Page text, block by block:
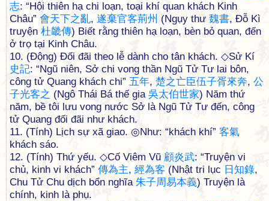
志: “Hội thiên hạ chi loạn, toại khí quan khách Kinh
Châu” 會天下之亂, 遂棄官客荊州 (Ngụy thư 魏書, Đỗ Kì
truyện 杜畿傳) Biết rằng thiên hạ loạn, bèn bỏ quan, đến
ở trọ tại Kinh Châu.
10. (Động) Đối đãi theo lễ dành cho tân khách. ◇Sử Kí
史記: “Ngũ niên, Sở chi vong thần Ngũ Tử Tư lai bôn,
công tử Quang khách chi” 五年, 楚之亡臣伍子胥來奔, 公
子光客之 (Ngô Thái Bá thế gia 吳太伯世家) Năm thứ
năm, bề tôi lưu vong nước Sở là Ngũ Tử Tư đến, công
tử Quang đối đãi như khách.
11. (Tính) Lịch sự xã giao. ◎Như: “khách khí” 客氣
khách sáo.
12. (Tính) Thứ yếu. ◇Cố Viêm Vũ 顧炎武: “Truyện vi
chủ, kinh vi khách” 傳為主, 經為客 (Nhật tri lục 日 知錄,
Chu Tử Chu dịch bổn nghĩa 朱子周易本義) Truyện là
chính, kinh là phụ.